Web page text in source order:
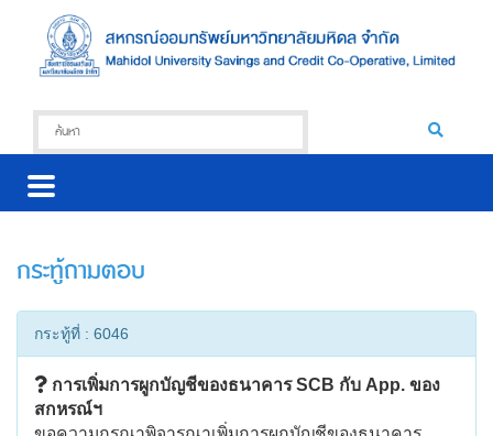
กระทู้ถามตอบ
กระทู้ที่ : 6046
การเพิ่มการผูกบัญชีของธนาคาร SCB กับ App. ของ
สกหรณ์ฯ